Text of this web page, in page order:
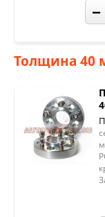
−
Толщина 40